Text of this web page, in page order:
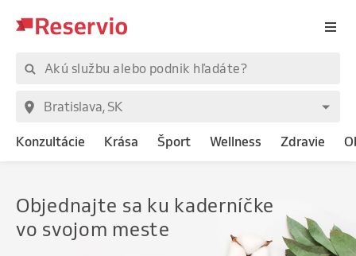
Konzultácie Krása Šport Wellness Zdravie
Objednajte sa ku kaderníčke
vo svojom meste